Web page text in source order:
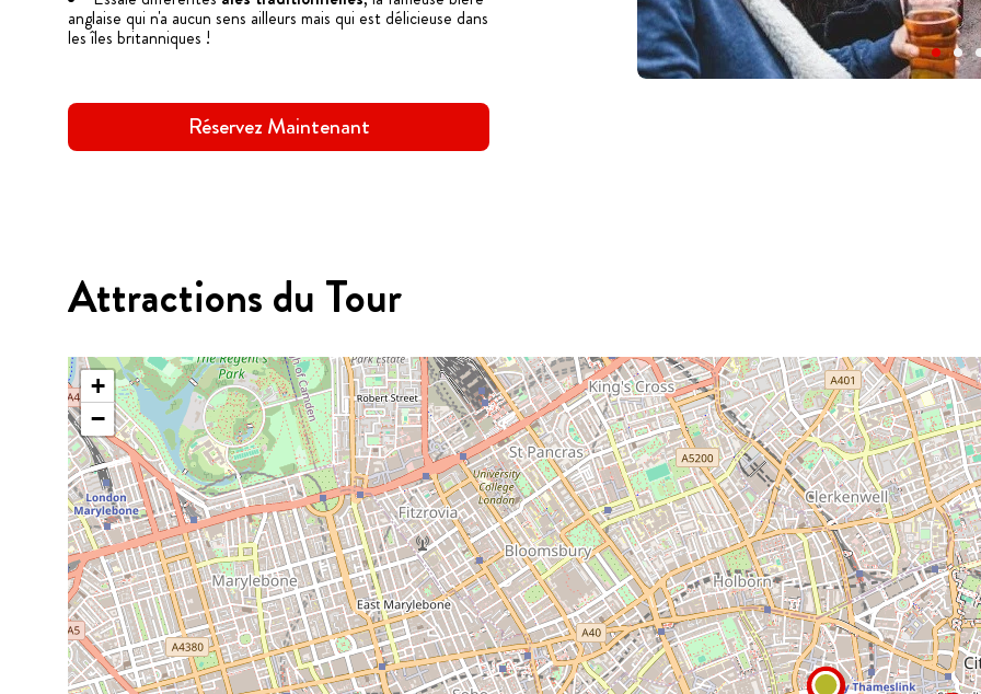
anglaise qui n'a aucun sens ailleurs mais qui est délicieuse dans
les îles britanniques !
Réservez Maintenant
Attractions du Tour
+
−